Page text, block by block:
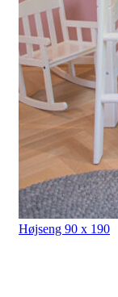
Højseng 90 x 190